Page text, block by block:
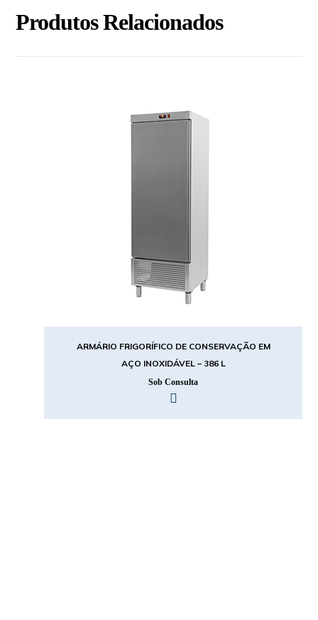
Produtos Relacionados
ARMÁRIO FRIGORÍFICO DE CONSERVAÇÃO EM
AÇO INOXIDÁVEL – 386 L
Sob Consulta